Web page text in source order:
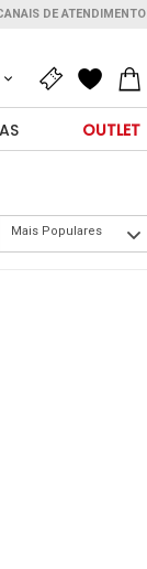
DE ATENDIMENTO
OUTLET
Mais Populares